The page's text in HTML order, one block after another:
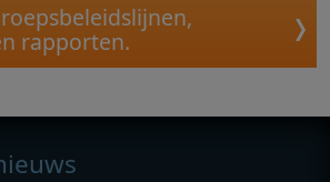
rapporten.